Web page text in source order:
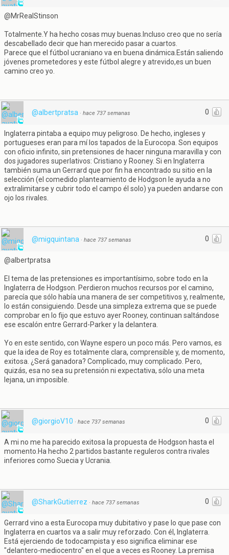
@MrRealStinson
Totalmente.Y ha hecho cosas muy buenas.Incluso creo que no sería
descabellado decir que han merecido pasar a cuartos.
Parece que el fútbol ucraniano va en buena dinámica.Están saliendo
jóvenes prometedores y este fútbol alegre y atrevido,es un buen
camino creo yo.
0
@albertpratsa · hace 737 semanas
Inglaterra pintaba a equipo muy peligroso. De hecho, ingleses y
portugueses eran para mí los tapados de la Eurocopa. Son equipos
con oficio infinito, sin pretensiones de hacer ninguna maravilla y con
dos jugadores superlativos: Cristiano y Rooney. Si en Inglaterra
también suma un Gerrard que por fin ha encontrado su sitio en la
selección (el comedido planteamiento de Hodgson le ayuda a no
extralimitarse y cubrir todo el campo él solo) ya pueden andarse con
ojo los rivales.
0
@migquintana · hace 737 semanas
@albertpratsa
El tema de las pretensiones es importantísimo, sobre todo en la
Inglaterra de Hodgson. Perdieron muchos recursos por el camino,
parecía que sólo había una manera de ser competitivos y, realmente,
lo están consiguiendo. Desde una simpleza extrema que se puede
comprobar en lo fijo que estuvo ayer Rooney, continuan saltándose
ese escalón entre Gerrard-Parker y la delantera.
Yo en este sentido, con Wayne espero un poco más. Pero vamos, es
que la idea de Roy es totalmente clara, comprensible y, de momento,
exitosa. ¿Será ganadora? Complicado, muy complicado. Pero,
quizás, esa no sea su pretensión ni expectativa, sólo una meta
lejana, un imposible.
0
@giorgioV10 · hace 737 semanas
A mi no me ha parecido exitosa la propuesta de Hodgson hasta el
momento.Ha hecho 2 partidos bastante reguleros contra rivales
inferiores como Suecia y Ucrania.
0
@SharkGutierrez · hace 737 semanas
Gerrard vino a esta Eurocopa muy dubitativo y pase lo que pase con
Inglaterra en cuartos va a salir muy reforzado. Con él, Inglaterra.
Está ejerciendo de todocampista y eso significa eliminar ese
"delantero-mediocentro" en el que a veces es Rooney. La premisa